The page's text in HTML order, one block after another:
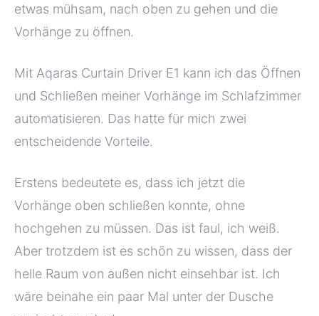
etwas mühsam, nach oben zu gehen und die
Vorhänge zu öffnen.
Mit Aqaras Curtain Driver E1 kann ich das Öffnen
und Schließen meiner Vorhänge im Schlafzimmer
automatisieren. Das hatte für mich zwei
entscheidende Vorteile.
Erstens bedeutete es, dass ich jetzt die
Vorhänge oben schließen konnte, ohne
hochgehen zu müssen. Das ist faul, ich weiß.
Aber trotzdem ist es schön zu wissen, dass der
helle Raum von außen nicht einsehbar ist. Ich
wäre beinahe ein paar Mal unter der Dusche